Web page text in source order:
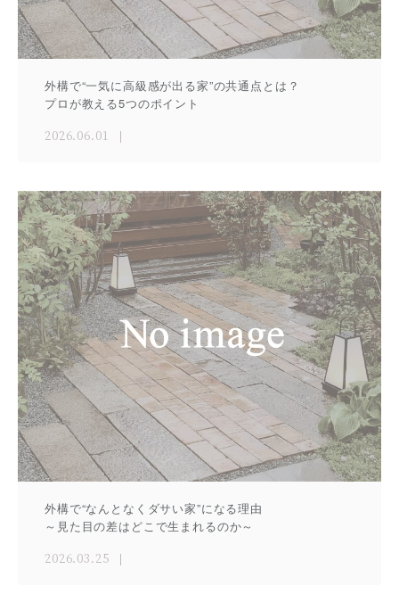
外構で“一気に高級感が出る家”の共通点とは？
プロが教える5つのポイント
2026.06.01
外構で“なんとなくダサい家”になる理由
～見た目の差はどこで生まれるのか～
2026.03.25